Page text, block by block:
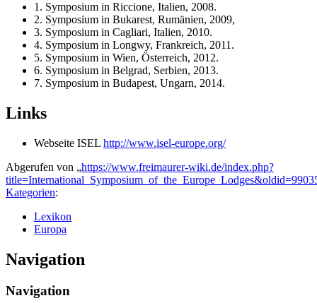
1. Symposium in Riccione, Italien, 2008.
2. Symposium in Bukarest, Rumänien, 2009,
3. Symposium in Cagliari, Italien, 2010.
4. Symposium in Longwy, Frankreich, 2011.
5. Symposium in Wien, Österreich, 2012.
6. Symposium in Belgrad, Serbien, 2013.
7. Symposium in Budapest, Ungarn, 2014.
Links
Webseite ISEL http://www.isel-europe.org/
Abgerufen von „https://www.freimaurer-wiki.de/index.php?
Kategorien:
Lexikon
Europa
Navigation
Navigation